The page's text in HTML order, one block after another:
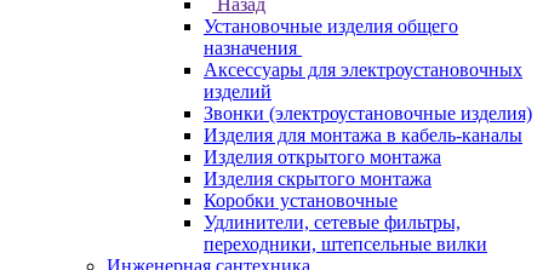
Назад
Установочные изделия общего
назначения
Аксессуары для электроустановочных
изделий
Звонки (электроустановочные изделия)
Изделия для монтажа в кабель-каналы
Изделия открытого монтажа
Изделия скрытого монтажа
Коробки установочные
Удлинители, сетевые фильтры,
переходники, штепсельные вилки
Инженерная сантехника